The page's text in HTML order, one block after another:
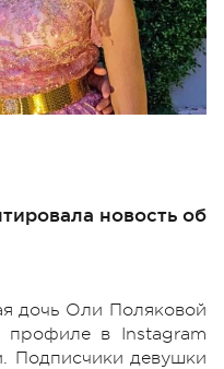
новость об
дочь Оли Поляковой
профиле в Instagram
Подписчики девушки